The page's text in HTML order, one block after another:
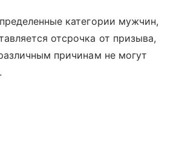
категории мужчин,
отсрочка от призыва,
причинам не могут